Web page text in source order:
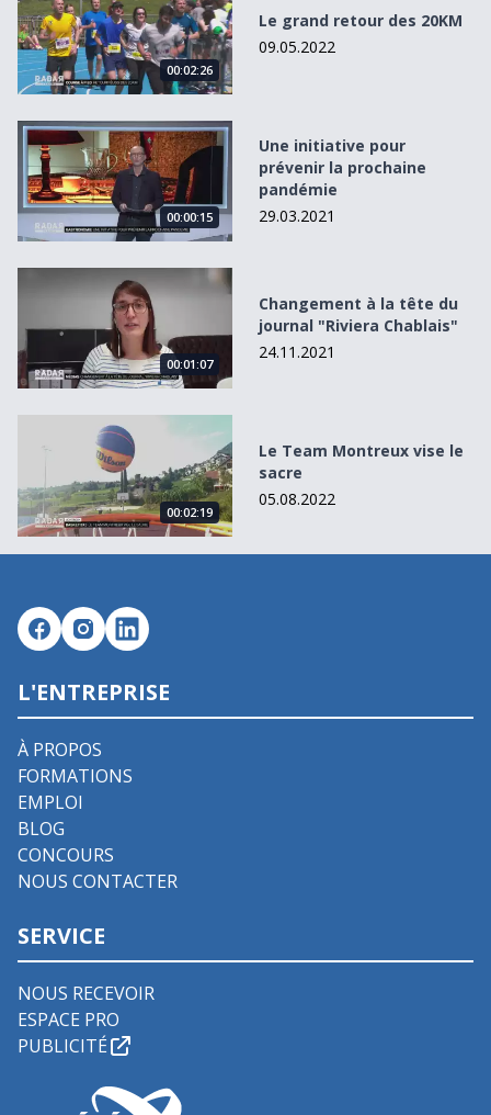
00:02:26
Le grand retour des 20KM
09.05.2022
Une initiative pour prévenir la prochaine pandémie
00:00:15
Une initiative pour
prévenir la prochaine
pandémie
29.03.2021
Changement à la tête du journal &quot;Riviera
00:01:07
Changement à la tête du
journal "Riviera Chablais"
24.11.2021
Le Team Montreux vise le sacre
00:02:19
Le Team Montreux vise le
sacre
05.08.2022
L'ENTREPRISE
À PROPOS
FORMATIONS
EMPLOI
BLOG
CONCOURS
NOUS CONTACTER
SERVICE
NOUS RECEVOIR
ESPACE PRO
PUBLICITÉ